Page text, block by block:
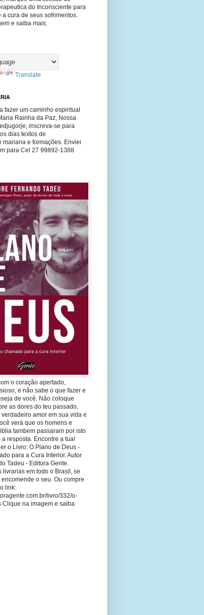
do Inconsciente para
a cura de seus sofrimentos.
e saiba mais.
Translate
fazer um caminho espiritual
Rainha da Paz, Nossa
inscreva-se para
dias textos de
mariana e formações. Enviei
para Cel 27 99892-1388
o coração apertado,
e não sabe o que fazer e
de você. Não coloque
as dores do teu passado,
amor em sua vida e
verá que os homens e
tambem passaram por isto
resposta. Encontre a tua!
o Livro: O Plano de Deus -
para a Cura Interior. Autor
Tadeu - Editora Gente.
livrarias em todo o Brasil, se
o seu. Ou compre
link:
livro/332/o-
Clique na imagem e saiba